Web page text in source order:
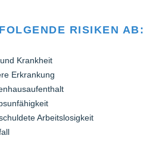
RISIKEN AB:
Krankheit
Erkrankung
Arbeitslosigkeit